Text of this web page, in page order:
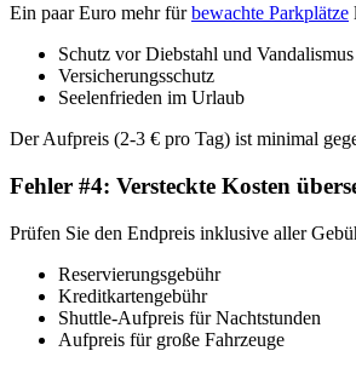
Ein paar Euro mehr für bewachte Parkplätze
Schutz vor Diebstahl und Vandalismus
Versicherungsschutz
Seelenfrieden im Urlaub
Der Aufpreis (2-3 € pro Tag) ist minimal
Fehler #4: Versteckte Kosten
Prüfen Sie den Endpreis inklusive aller
Reservierungsgebühr
Kreditkartengebühr
Shuttle-Aufpreis für Nachtstunden
Aufpreis für große Fahrzeuge